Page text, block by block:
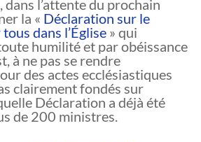
dans l’attente du prochain
la « Déclaration sur le
dans l’Église » qui
humilité et par obéissance
à ne pas se rendre
des actes ecclésiastiques
clairement fondés sur
Déclaration a déjà été
de 200 ministres.